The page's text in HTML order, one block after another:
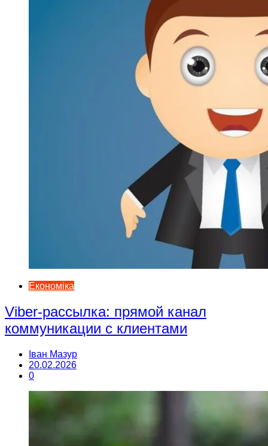
Економіка
Viber-рассылка: прямой канал
коммуникации с клиентами
Іван Мазур
20.02.2026
0